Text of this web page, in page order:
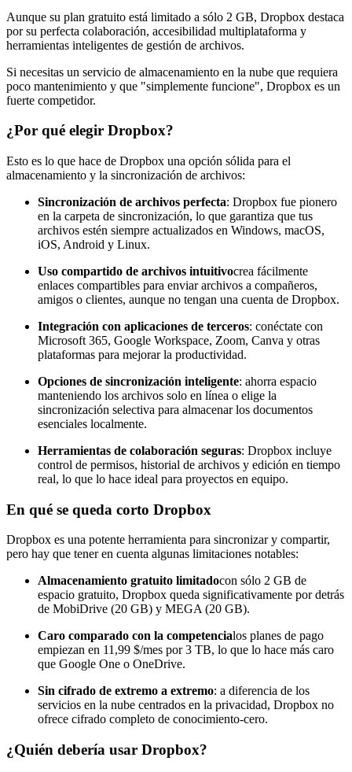
Aunque su plan gratuito está limitado a sólo 2 GB, Dropbox destaca
por su perfecta colaboración, accesibilidad multiplataforma y
herramientas inteligentes de gestión de archivos.
Si necesitas un servicio de almacenamiento en la nube que requiera
poco mantenimiento y que "simplemente funcione", Dropbox es un
fuerte competidor.
¿Por qué elegir Dropbox?
Esto es lo que hace de Dropbox una opción sólida para el
almacenamiento y la sincronización de archivos:
Sincronización de archivos perfecta: Dropbox fue pionero
en la carpeta de sincronización, lo que garantiza que tus
archivos estén siempre actualizados en Windows, macOS,
iOS, Android y Linux.
Uso compartido de archivos intuitivocrea fácilmente
enlaces compartibles para enviar archivos a compañeros,
amigos o clientes, aunque no tengan una cuenta de Dropbox.
Integración con aplicaciones de terceros: conéctate con
Microsoft 365, Google Workspace, Zoom, Canva y otras
plataformas para mejorar la productividad.
Opciones de sincronización inteligente: ahorra espacio
manteniendo los archivos solo en línea o elige la
sincronización selectiva para almacenar los documentos
esenciales localmente.
Herramientas de colaboración seguras: Dropbox incluye
control de permisos, historial de archivos y edición en tiempo
real, lo que lo hace ideal para proyectos en equipo.
En qué se queda corto Dropbox
Dropbox es una potente herramienta para sincronizar y compartir,
pero hay que tener en cuenta algunas limitaciones notables:
Almacenamiento gratuito limitadocon sólo 2 GB de
espacio gratuito, Dropbox queda significativamente por detrás
de MobiDrive (20 GB) y MEGA (20 GB).
Caro comparado con la competencialos planes de pago
empiezan en 11,99 $/mes por 3 TB, lo que lo hace más caro
que Google One o OneDrive.
Sin cifrado de extremo a extremo: a diferencia de los
servicios en la nube centrados en la privacidad, Dropbox no
ofrece cifrado completo de conocimiento-cero.
¿Quién debería usar Dropbox?